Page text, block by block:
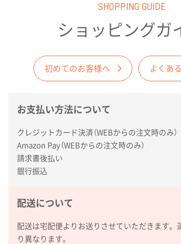
初めての方へ
ご注文の流れ
お見積書の作成方法
データ入稿ガイド
SHOPPING GUIDE
ショッピングガ
初めてのお客様へ よくあ
お支払い方法について
クレジットカード決済（WEBからの注文時のみ）
Amazon Pay（WEBからの注文時のみ）
請求書後払い
銀行振込
配送について
配送は宅配便よりお送りさせていただきます。
り異なります。